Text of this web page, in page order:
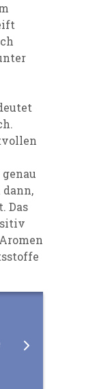
Das